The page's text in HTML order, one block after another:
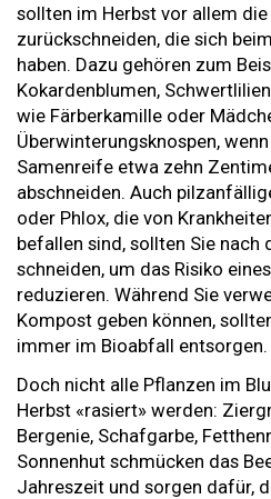
sollten im Herbst vor allem
zurückschneiden, die sich
haben. Dazu gehören zum
Kokardenblumen,
wie Färberkamille oder
Überwinterungsknospen,
Samenreife etwa zehn
abschneiden. Auch
oder Phlox, die von
befallen sind, sollten Sie nach
schneiden, um das Risiko
reduzieren. Während Sie
Kompost geben können,
immer im Bioabfall entsorgen.
Doch nicht alle Pflanzen im
Herbst «rasiert» werden:
Bergenie, Schafgarbe,
Sonnenhut schmücken das
Jahreszeit und sorgen dafür,